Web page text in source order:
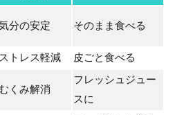
分の安定 そのまま食べる
ストレス軽減 皮ごと食べる
くみ解消
フレッシュジュー
スに